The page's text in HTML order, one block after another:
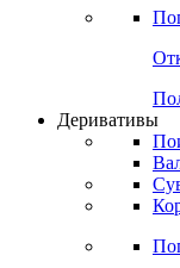
Деривативы